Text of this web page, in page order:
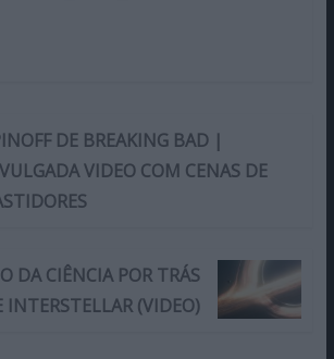
DE BREAKING BAD |
VIDEO COM CENAS DE
DA CIÊNCIA POR TRÁS
INTERSTELLAR (VIDEO)